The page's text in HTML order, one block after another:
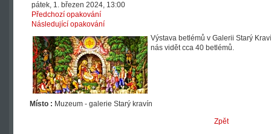
pátek, 1. březen 2024, 13:00
Předchozí opakování
Následující opakování
Výstava betlémů v Galerii Starý
nás vidět cca 40 betlémů.
Místo : Muzeum - galerie Starý kravín
Zpět